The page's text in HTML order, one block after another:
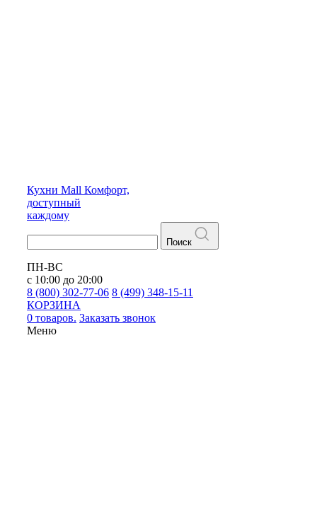
Кухни Mall Комфорт,
доступный
каждому
Поиск
ПН-ВС
с 10:00 до 20:00
8 (800) 302-77-06 8 (499) 348-15-11
КОРЗИНА
0 товаров. Заказать звонок
Меню